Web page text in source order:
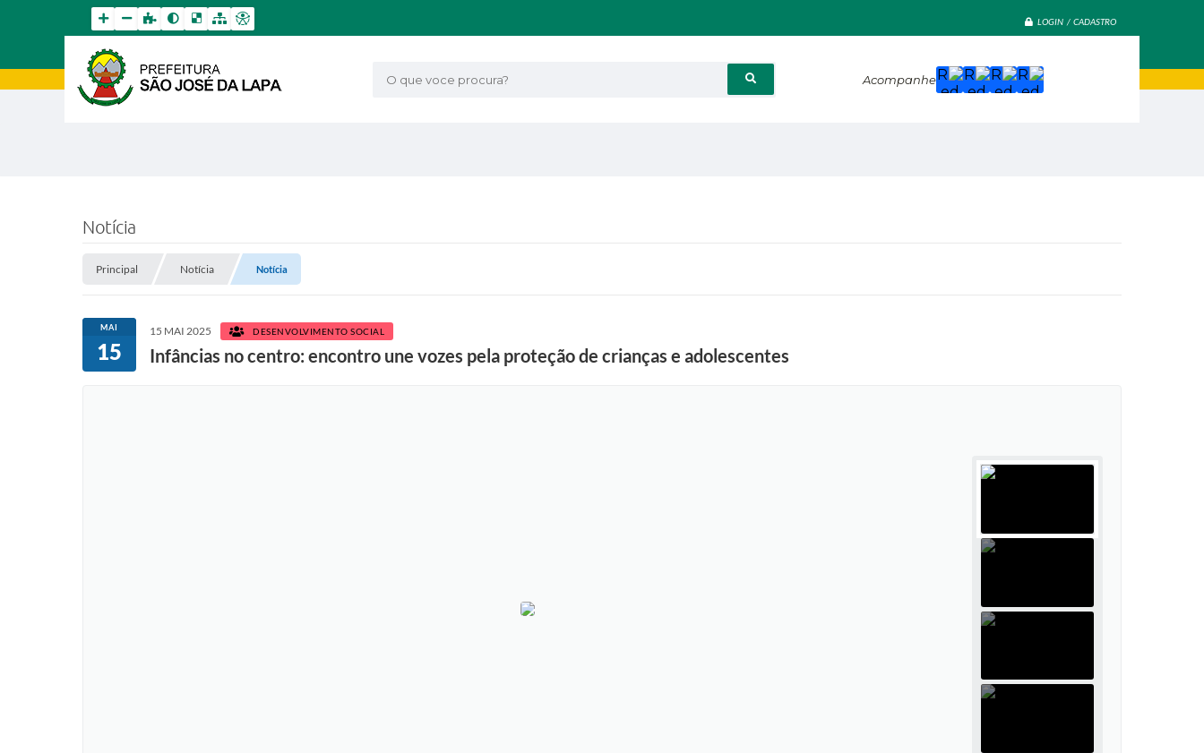
LOGIN / CADASTRO
O que voce procura? Acompanhe
Notícia
Principal Notícia Notícia
MAI
15
15 MAI 2025 DESENVOLVIMENTO SOCIAL
Infâncias no centro: encontro une vozes pela proteção de crianças e adolescentes